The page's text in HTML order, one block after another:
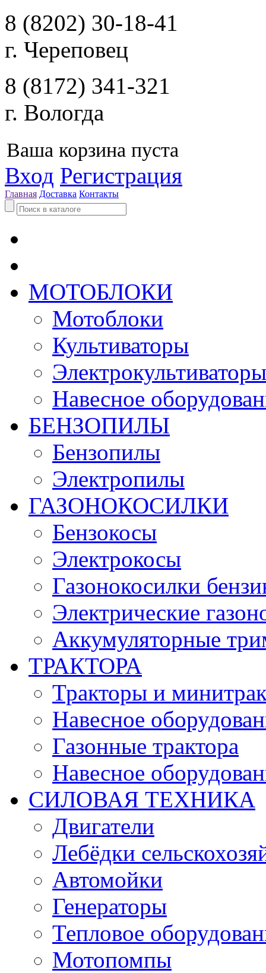
8 (8202) 30-18-41
г. Череповец
8 (8172) 341-321
г. Вологда
Ваша корзина пуста
Вход Регистрация
Главная Доставка Контакты
МОТОБЛОКИ
Мотоблоки
Культиваторы
Электрокультиваторы
Навесное
БЕНЗОПИЛЫ
Бензопилы
Электропилы
ГАЗОНОКОСИЛКИ
Бензокосы
Электрокосы
Газонокосилки
Электрические
Аккумуляторные
ТРАКТОРА
Тракторы и
Навесное
Газонные трактора
Навесное
СИЛОВАЯ ТЕХНИКА
Двигатели
Лебёдки
Автомойки
Генераторы
Тепловое
Мотопомпы